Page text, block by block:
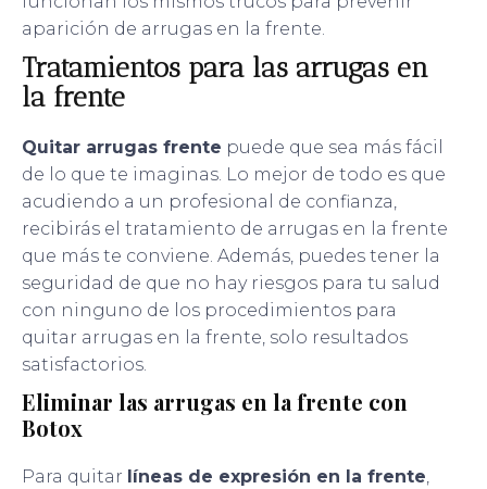
aparición de arrugas en la frente.
Tratamientos para las arrugas en
la frente
Quitar arrugas frente puede que sea más fácil
de lo que te imaginas. Lo mejor de todo es que
acudiendo a un profesional de confianza,
recibirás el tratamiento de arrugas en la frente
que más te conviene. Además, puedes tener la
seguridad de que no hay riesgos para tu salud
con ninguno de los procedimientos para
quitar arrugas en la frente, solo resultados
satisfactorios.
Eliminar las arrugas en la frente con
Botox
Para quitar líneas de expresión en la frente,